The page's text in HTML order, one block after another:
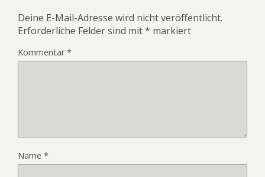
Deine E-Mail-Adresse wird nicht veröffentlicht.
Erforderliche Felder sind mit* markiert
Kommentar*
Name *